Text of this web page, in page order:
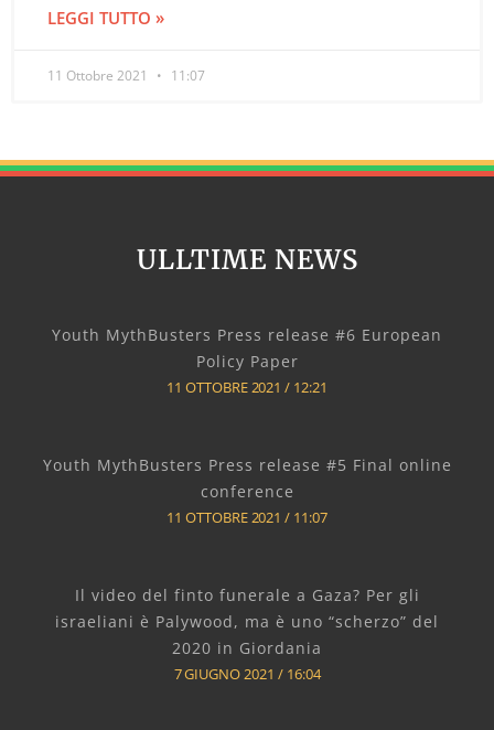
LEGGI TUTTO »
11 Ottobre 2021 11:07
ULLTIME NEWS
Youth MythBusters Press release #6 European
Policy Paper
11 OTTOBRE 2021 12:21
Youth MythBusters Press release #5 Final online
conference
11 OTTOBRE 2021 11:07
Il video del finto funerale a Gaza? Per gli
israeliani è Palywood, ma è uno “scherzo” del
2020 in Giordania
7 GIUGNO 2021 16:04